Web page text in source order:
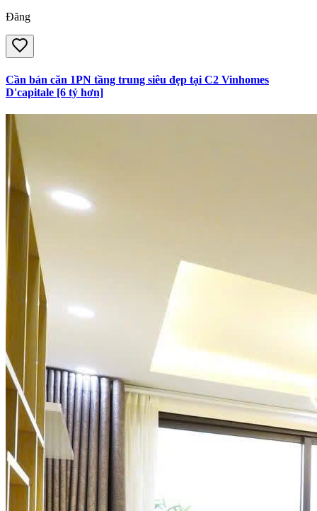
Đăng
Cần bán căn 1PN tầng trung siêu đẹp tại C2 Vinhomes
D'capitale [6 tỷ hơn]